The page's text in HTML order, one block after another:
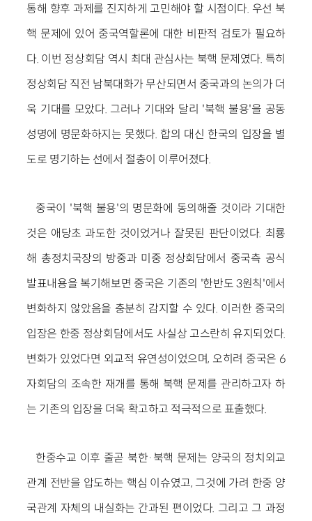
통해 향후 과제를 진지하게 고민해야 할 시점이다. 우선 북
핵 문제에 있어 중국역할론에 대한 비판적 검토가 필요하
다. 이번 정상회담 역시 최대 관심사는 북핵 문제였다. 특히
정상회담 직전 남북대화가 무산되면서 중국과의 논의가 더
욱 기대를 모았다. 그러나 기대와 달리 '북핵 불용'을 공동
성명에 명문화하지는 못했다. 합의 대신 한국의 입장을 별
도로 명기하는 선에서 절충이 이루어졌다.
중국이 '북핵 불용'의 명문화에 동의해줄 것이라 기대한
것은 애당초 과도한 것이었거나 잘못된 판단이었다. 최룡
해 총정치국장의 방중과 미중 정상회담에서 중국측 공식
발표내용을 복기해보면 중국은 기존의 '한반도 3원칙'에서
변화하지 않았음을 충분히 감지할 수 있다. 이러한 중국의
입장은 한중 정상회담에서도 사실상 고스란히 유지되었다.
변화가 있었다면 외교적 유연성이었으며, 오히려 중국은 6
자회담의 조속한 재개를 통해 북핵 문제를 관리하고자 하
는 기존의 입장을 더욱 확고하고 적극적으로 표출했다.
한중수교 이후 줄곧 북한·북핵 문제는 양국의 정치외교
관계 전반을 압도하는 핵심 이슈였고, 그것에 가려 한중 양
국관계 자체의 내실화는 간과된 편이었다. 그리고 그 과정